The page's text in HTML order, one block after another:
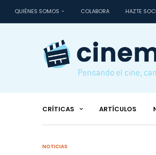
QUIÉNES SOMOS COLABORA HAZTE
CRÍTICAS ARTÍCULOS
NOTICIAS